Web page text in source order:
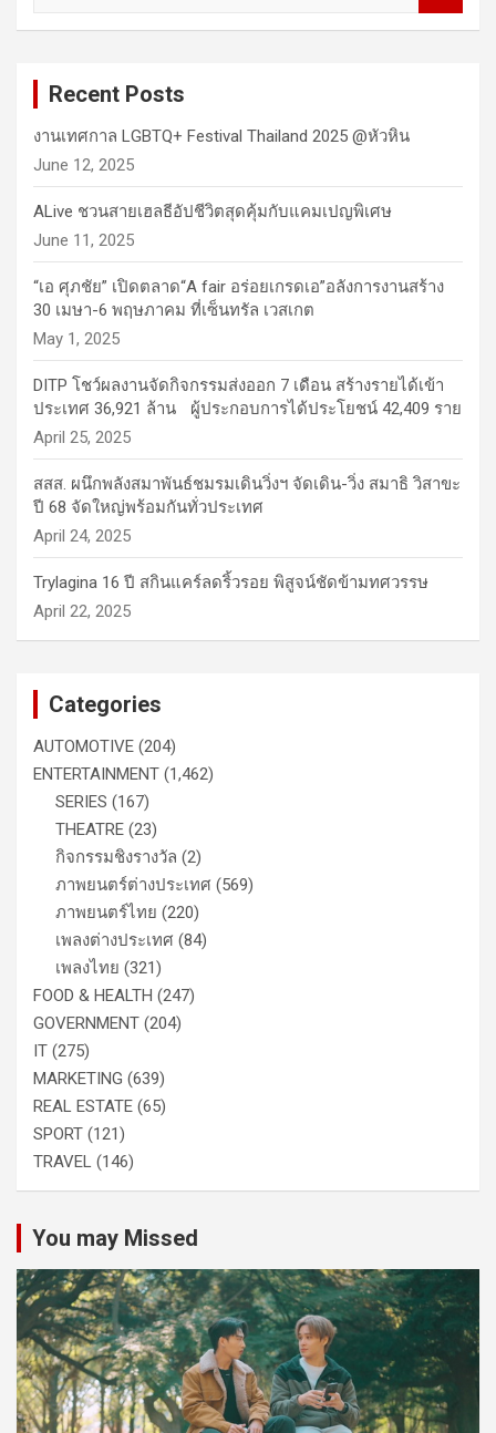
Recent Posts
งานเทศกาล LGBTQ+ Festival Thailand 2025 @หัวหิน
June 12, 2025
ALive ชวนสายเฮลธีอัปชีวิตสุดคุ้มกับแคมเปญพิเศษ
June 11, 2025
“เอ ศุภชัย” เปิดตลาด“A fair อร่อยเกรดเอ”อลังการงานสร้าง
30 เมษา-6 พฤษภาคม ที่เซ็นทรัล เวสเกต
May 1, 2025
DITP โชว์ผลงานจัดกิจกรรมส่งออก 7 เดือน สร้างรายได้เข้า
ประเทศ 36,921 ล้าน ผู้ประกอบการได้ประโยชน์ 42,409 ราย
April 25, 2025
สสส. ผนึกพลังสมาพันธ์ชมรมเดินวิ่งฯ จัดเดิน-วิ่ง สมาธิ วิสาขะ
ปี 68 จัดใหญ่พร้อมกันทั่วประเทศ
April 24, 2025
Trylagina 16 ปี สกินแคร์ลดริ้วรอย พิสูจน์ชัดข้ามทศวรรษ
April 22, 2025
Categories
AUTOMOTIVE (204)
ENTERTAINMENT (1,462)
SERIES (167)
THEATRE (23)
กิจกรรมชิงรางวัล (2)
ภาพยนตร์ต่างประเทศ (569)
ภาพยนตร์ไทย (220)
เพลงต่างประเทศ (84)
เพลงไทย (321)
FOOD & HEALTH (247)
GOVERNMENT (204)
IT (275)
MARKETING (639)
REAL ESTATE (65)
SPORT (121)
TRAVEL (146)
You may Missed